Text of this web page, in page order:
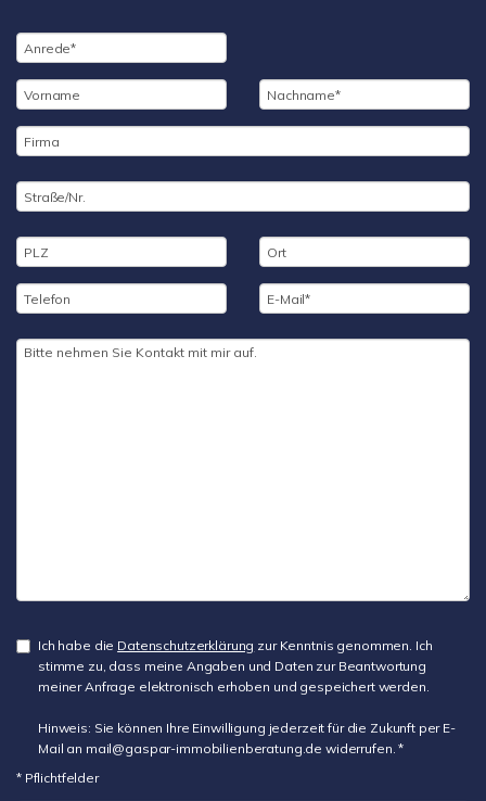
Ich habe die Datenschutzerklärung zur Kenntnis genommen. Ich
stimme zu, dass meine Angaben und Daten zur Beantwortung
meiner Anfrage elektronisch erhoben und gespeichert werden.
Hinweis: Sie können Ihre Einwilligung jederzeit für die Zukunft per E-
Mail an mail@gaspar-immobilienberatung.de widerrufen. *
* Pflichtfelder